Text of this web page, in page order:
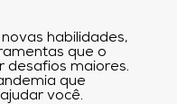
habilidades,
que o
desafios maiores.
que
você.